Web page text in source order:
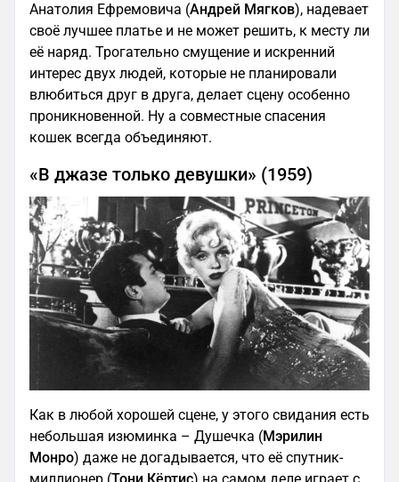
Анатолия Ефремовича (Андрей Мягков), надевает
своё лучшее платье и не может решить, к месту ли
её наряд. Трогательно смущение и искренний
интерес двух людей, которые не планировали
влюбиться друг в друга, делает сцену особенно
проникновенной. Ну а совместные спасения
кошек всегда объединяют.
«В джазе только девушки» (1959)
Как в любой хорошей сцене, у этого свидания есть
небольшая изюминка – Душечка (Мэрилин
Монро) даже не догадывается, что её спутник-